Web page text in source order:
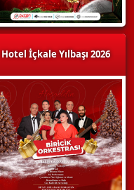
Hotel İçkale Yılbaşı 2026